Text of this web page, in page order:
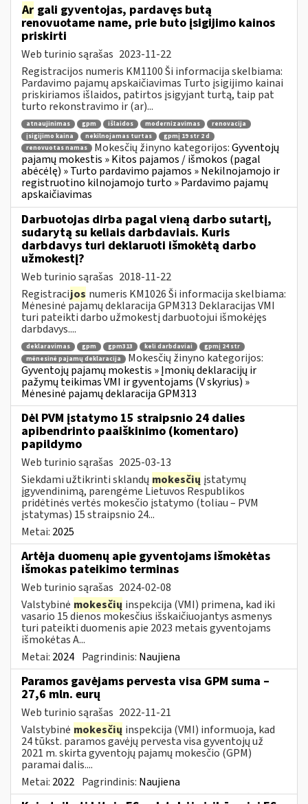
Ar gali gyventojas, pardavęs butą
renovuotame name, prie buto įsigijimo kainos
priskirti
Web turinio sąrašas 2023-11-22
Registracijos numeris KM1100 Ši informacija skelbiama:
Pardavimo pajamų apskaičiavimas Turto įsigijimo kainai
priskiriamos išlaidos, patirtos įsigyjant turtą, taip pat
turto rekonstravimo ir (ar)...
atnaujinimas gpm išlaidos modernizavimas
renovacija
įsigijimo kaina
nekilnojamas turtas
gpmį 19 str 2 d
renovuotas namas
Mokesčių žinyno kategorijos:Gyventojų
pajamų mokestis » Kitos pajamos / išmokos (pagal
abėcėlę) » Turto pardavimo pajamos » Nekilnojamojo ir
registruotino kilnojamojo turto » Pardavimo pajamų
apskaičiavimas
Darbuotojas dirba pagal vieną darbo sutartį,
sudarytą su keliais darbdaviais. Kuris
darbdavys turi deklaruoti išmokėtą darbo
užmokestį?
Web turinio sąrašas 2018-11-22
Registracijos numeris KM1026 Ši informacija skelbiama:
Mėnesinė pajamų deklaracija GPM313 Deklaracijas VMI
turi pateikti darbo užmokestį darbuotojui išmokėjęs
darbdavys....
deklaravimas gpm gpm313 keli darbdaviai
gpmį 24 str
mėnesinė pajamų deklaracija
Mokesčių žinyno kategorijos:
Gyventojų pajamų mokestis » Įmonių deklaracijų ir
pažymų teikimas VMI ir gyventojams (V skyrius) »
Mėnesinė pajamų deklaracija GPM313
Dėl PVM įstatymo 15 straipsnio 24 dalies
apibendrinto paaiškinimo (komentaro)
papildymo
Web turinio sąrašas 2025-03-13
Siekdami užtikrinti sklandų mokesčių įstatymų
įgyvendinimą, parengėme Lietuvos Respublikos
pridėtinės vertės mokesčio įstatymo (toliau – PVM
įstatymas) 15 straipsnio 24...
Metai: 2025
Artėja duomenų apie gyventojams išmokėtas
išmokas pateikimo terminas
Web turinio sąrašas 2024-02-08
Valstybinė mokesčių inspekcija (VMI) primena, kad iki
vasario 15 dienos mokesčius išskaičiuojantys asmenys
turi pateikti duomenis apie 2023 metais gyventojams
išmokėtas A...
Metai: 2024 Pagrindinis: Naujiena
Paramos gavėjams pervesta visa GPM suma –
27,6 mln. eurų
Web turinio sąrašas 2022-11-21
Valstybinė mokesčių inspekcija (VMI) informuoja, kad
24 tūkst. paramos gavėjų pervesta visa gyventojų už
2021 m. skirta gyventojų pajamų mokesčio (GPM)
paramai dalis....
Metai: 2022 Pagrindinis: Naujiena